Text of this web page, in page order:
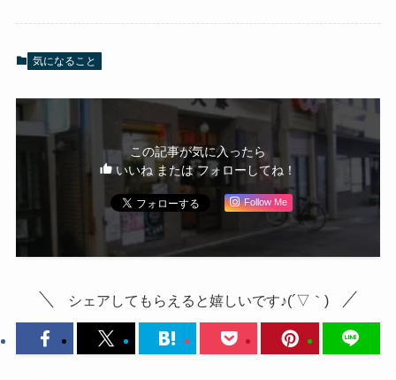
気になること
この記事が気に入ったら
いいね または フォローしてね！
Follow Me
シェアしてもらえると嬉しいです♪(´▽｀)